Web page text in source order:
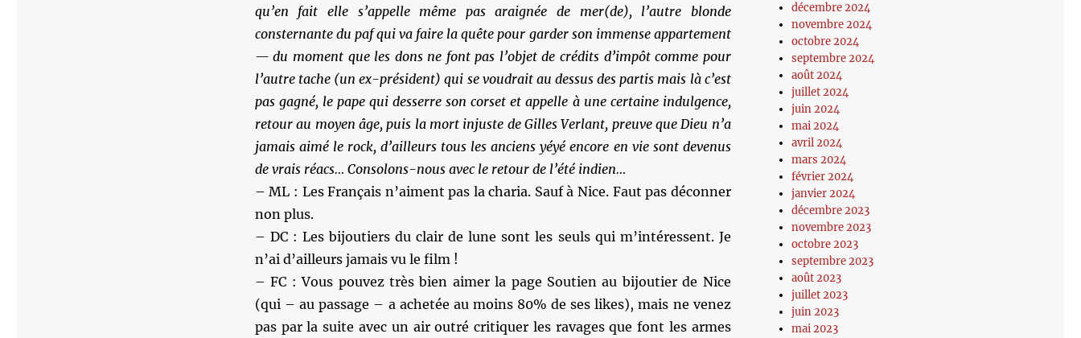
qu’en fait elle s’appelle même pas araignée de mer(de), l’autre blonde
consternante du paf qui va faire la quête pour garder son immense appartement
— du moment que les dons ne font pas l’objet de crédits d’impôt comme pour
l’autre tache (un ex-président) qui se voudrait au dessus des partis mais là c’est
pas gagné, le pape qui desserre son corset et appelle à une certaine indulgence,
retour au moyen âge, puis la mort injuste de Gilles Verlant, preuve que Dieu n’a
jamais aimé le rock, d’ailleurs tous les anciens yéyé encore en vie sont devenus
de vrais réacs… Consolons-nous avec le retour de l’été indien…
– ML : Les Français n’aiment pas la charia. Sauf à Nice. Faut pas déconner
non plus.
– DC : Les bijoutiers du clair de lune sont les seuls qui m’intéressent. Je
n’ai d’ailleurs jamais vu le film !
– FC : Vous pouvez très bien aimer la page Soutien au bijoutier de Nice
(qui – au passage – a achetée au moins 80% de ses likes), mais ne venez
pas par la suite avec un air outré critiquer les ravages que font les armes
décembre 2024
novembre 2024
octobre 2024
septembre 2024
août 2024
juillet 2024
juin 2024
mai 2024
avril 2024
mars 2024
février 2024
janvier 2024
décembre 2023
novembre 2023
octobre 2023
septembre 2023
août 2023
juillet 2023
juin 2023
mai 2023